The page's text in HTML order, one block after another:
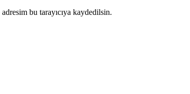
bu tarayıcıya kaydedilsin.